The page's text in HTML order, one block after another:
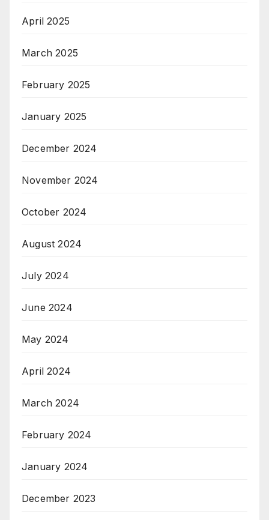
April 2025
March 2025
February 2025
January 2025
December 2024
November 2024
October 2024
August 2024
July 2024
June 2024
May 2024
April 2024
March 2024
February 2024
January 2024
December 2023